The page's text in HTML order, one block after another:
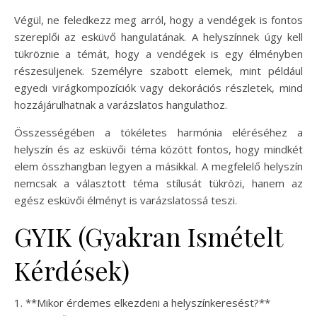
Végül, ne feledkezz meg arról, hogy a vendégek is fontos
szereplői az esküvő hangulatának. A helyszínnek úgy kell
tükröznie a témát, hogy a vendégek is egy élményben
részesüljenek. Személyre szabott elemek, mint például
egyedi virágkompozíciók vagy dekorációs részletek, mind
hozzájárulhatnak a varázslatos hangulathoz.
Összességében a tökéletes harmónia eléréséhez a
helyszín és az esküvői téma között fontos, hogy mindkét
elem összhangban legyen a másikkal. A megfelelő helyszín
nemcsak a választott téma stílusát tükrözi, hanem az
egész esküvői élményt is varázslatossá teszi.
GYIK (Gyakran Ismételt
Kérdések)
1. **Mikor érdemes elkezdeni a helyszínkeresést?**